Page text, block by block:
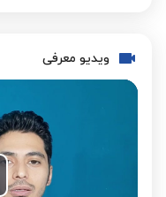
ویدیو معرفی